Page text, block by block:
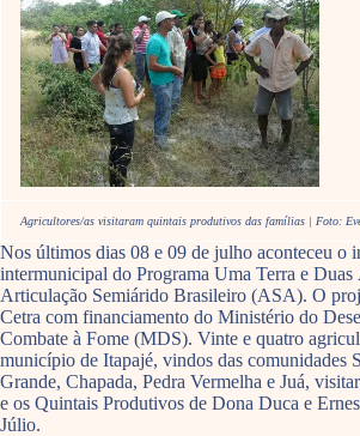
Agricultores/as visitaram quintais produtivos das famílias | Foto:
Nos últimos dias 08 e 09 de julho aconteceu o
intermunicipal do Programa Uma Terra e Duas
Articulação Semiárido Brasileiro (ASA). O
Cetra com financiamento do Ministério do
Combate à Fome (MDS). Vinte e quatro
município de Itapajé, vindos das comunidades
Grande, Chapada, Pedra Vermelha e Juá,
e os Quintais Produtivos de Dona Duca e
Júlio.